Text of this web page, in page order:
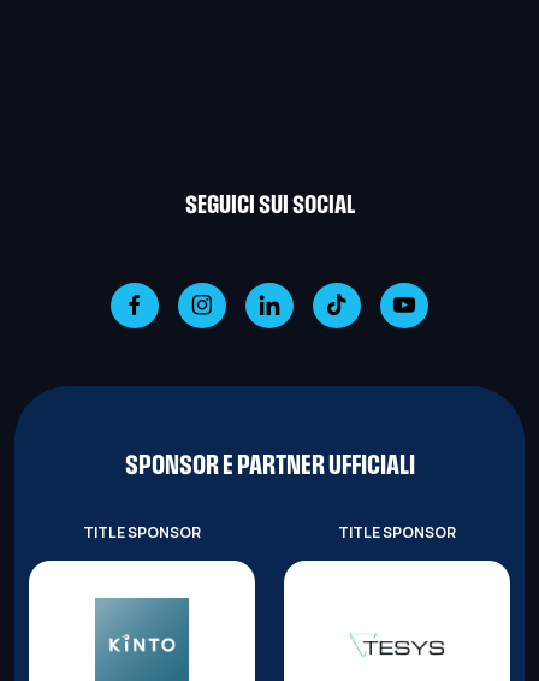
SEGUICI SUI SOCIAL
SPONSOR E PARTNER UFFICIALI
TITLE SPONSOR TITLE SPONSOR